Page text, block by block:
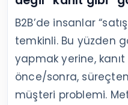
B2B’de insanlar
temkinli. Bu yüzden
yapmak yerine,
önce/sonra,
müşteri problemi.